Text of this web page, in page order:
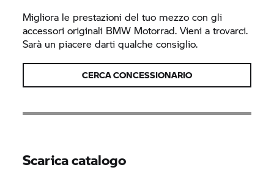
Migliora le prestazioni del tuo mezzo con gli
accessori originali BMW Motorrad. Vieni a trovarci.
Sarà un piacere darti qualche consiglio.
CERCA CONCESSIONARIO
Scarica catalogo